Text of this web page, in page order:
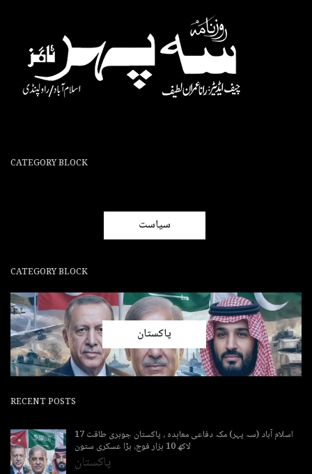
CATEGORY BLOCK
سیاست
CATEGORY BLOCK
پاکستان
RECENT POSTS
اسلام آباد (سہ پہر) مکہ دفاعی معاہدہ , پاکستان جوہری طاقت 17
لاکھ 10 ہزار فوج, بڑا عسکری ستون
پاکستان